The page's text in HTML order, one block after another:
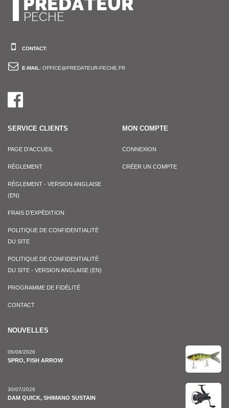
CONTACT:
E-MAIL: OFFICE@PREDATEUR-PECHE.FR
SERVICE CLIENTS
PAGE D'ACCUEIL
RÈGLEMENT
RÈGLEMENT - VERSION ANGLAISE
(EN)
FRAIS D’EXPÉDITION
POLITIQUE DE CONFIDENTIALITÉ
DU SITE
POLITIQUE DE CONFIDENTIALITÉ
DU SITE - VERSION ANGLAISE (EN)
PROGRAMME DE FIDÉLITÉ
CONTACT
MON COMPTE
CONNEXION
CRÉER UN COMPTE
NOUVELLES
06/08/2026
SPRO, FISH ARROW
30/07/2026
DAM QUICK, SHIMANO SUSTAIN